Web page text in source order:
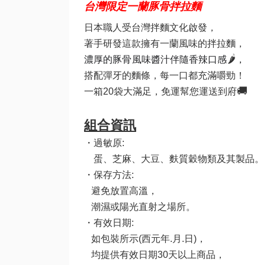
台灣限定一蘭豚骨拌拉麵
日本職人受台灣拌麵文化啟發，
著手研發這款擁有一蘭風味的拌拉麵，
濃厚的豚骨風味醬汁伴隨香辣口感🌶️ ，
搭配彈牙的麵條，每一口都充滿嚼勁！
一箱20袋大滿足，免運幫您運送到府🚚
組合資訊
・過敏原:
蛋、芝麻、大豆、麩質穀物類及其製品。
・保存方法:
避免放置高溫，
潮濕或陽光直射之場所。
・有效日期:
如包裝所示(西元年.月.日)，
均提供有效日期30天以上商品，